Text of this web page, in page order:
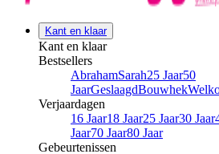
Kant en klaar
Kant en klaar
Bestsellers
AbrahamSarah25 Jaar50
JaarGeslaagdBouwhek
Verjaardagen
16 Jaar18 Jaar25 Jaar30 Jaar
Jaar70 Jaar80 Jaar
Gebeurtenissen